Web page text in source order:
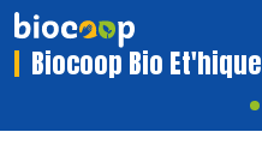
Biocoop Bio Et'hique